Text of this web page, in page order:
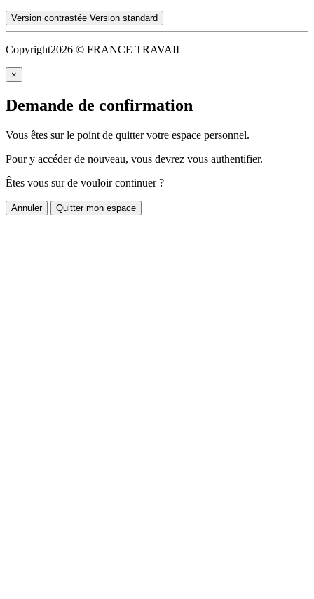
Version contrastée Version standard
Copyright2026 © FRANCE TRAVAIL
×
Demande de confirmation
Vous êtes sur le point de quitter votre espace personnel.
Pour y accéder de nouveau, vous devrez vous authentifier.
Êtes vous sur de vouloir continuer ?
Annuler Quitter mon espace